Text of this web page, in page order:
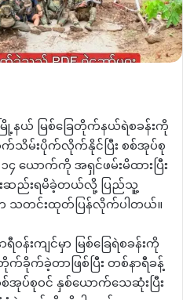
ယ် မြစ်ခြေတိုက်နယ်ရဲစခန်းကို
မ်းပိုက်လိုက်နိုင်ပြီး စစ်အုပ်စု
ောက်ကို အရှင်ဖမ်းမိထားပြီး
ည်းရမိခဲ့တယ်လို့ ပြည်သူ့
သတင်းထုတ်ပြန်လိုက်ပါတယ်။
န်းကျင်မှာ မြစ်ခြေရဲစခန်းကို
က်ခဲ့တာဖြစ်ပြီး တစ်နာရီခန့်
အုပ်စုဝင် နှစ်ယောက်သေဆုံးပြီး